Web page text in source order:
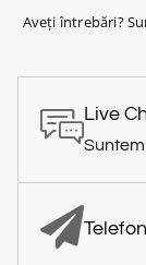
Aveți întrebări?
Live
Telefon